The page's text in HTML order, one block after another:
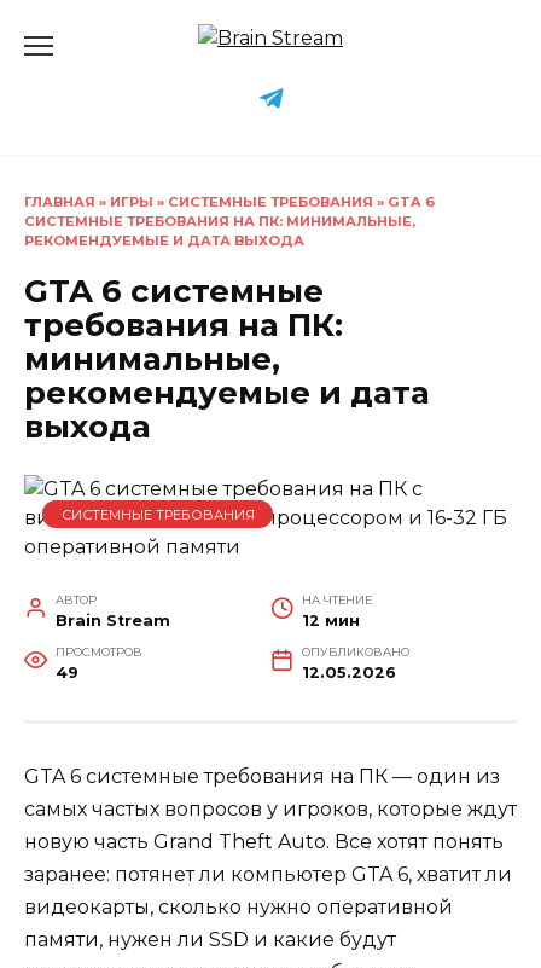
ГЛАВНАЯ » ИГРЫ » СИСТЕМНЫЕ ТРЕБОВАНИЯ » GTA 6
СИСТЕМНЫЕ ТРЕБОВАНИЯ НА ПК: МИНИМАЛЬНЫЕ,
РЕКОМЕНДУЕМЫЕ И ДАТА ВЫХОДА
GTA 6 системные
требования на ПК:
минимальные,
рекомендуемые и дата
выхода
СИСТЕМНЫЕ ТРЕБОВАНИЯ
АВТОР
Brain Stream
НА ЧТЕНИЕ
12 мин
ПРОСМОТРОВ
49
ОПУБЛИКОВАНО
12.05.2026
GTA 6 системные требования на ПК — один из
самых частых вопросов у игроков, которые ждут
новую часть Grand Theft Auto. Все хотят понять
заранее: потянет ли компьютер GTA 6, хватит ли
видеокарты, сколько нужно оперативной
памяти, нужен ли SSD и какие будут